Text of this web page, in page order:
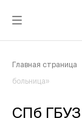
Главная страница
больница»
СПб ГБУЗ